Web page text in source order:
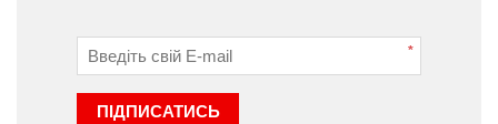
*
ПІДПИСАТИСЬ